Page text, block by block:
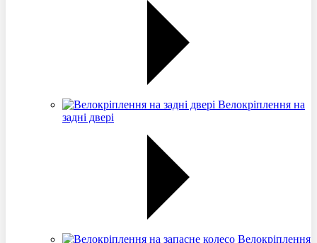
Велокріплення на
задні двері
Велокріплення